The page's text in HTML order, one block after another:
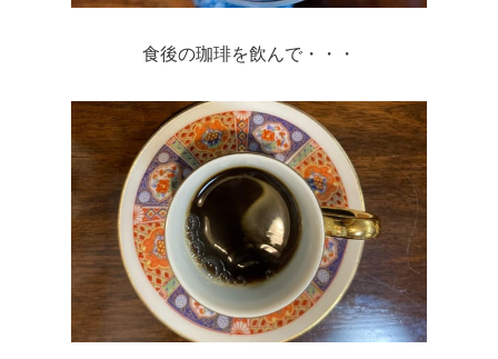
食後の珈琲を飲んで・・・